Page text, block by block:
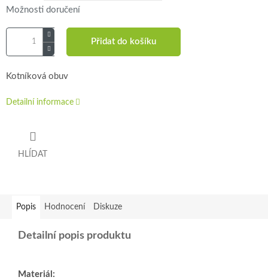
Možnosti doručení
Přidat do košíku
Kotníková obuv
Detailní informace
HLÍDAT
Popis Hodnocení Diskuze
Detailní popis produktu
Materiál: